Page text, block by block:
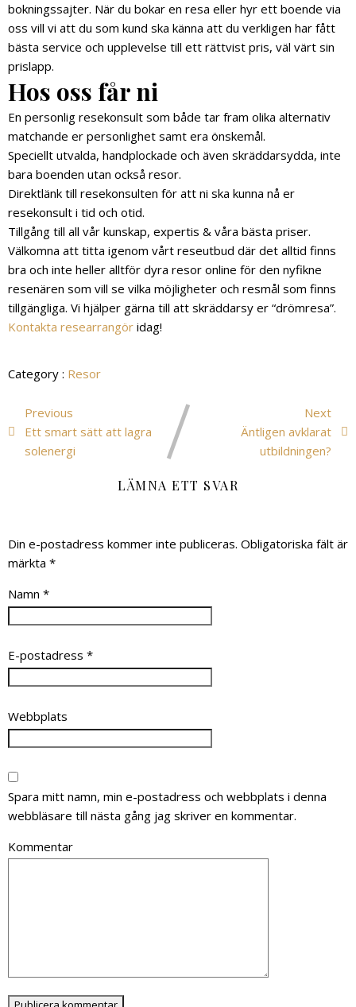
bokningssajter. När du bokar en resa eller hyr ett boende via
oss vill vi att du som kund ska känna att du verkligen har fått
bästa service och upplevelse till ett rättvist pris, väl värt sin
prislapp.
Hos oss får ni
En personlig resekonsult som både tar fram olika alternativ
matchande er personlighet samt era önskemål.
Speciellt utvalda, handplockade och även skräddarsydda, inte
bara boenden utan också resor.
Direktlänk till resekonsulten för att ni ska kunna nå er
resekonsult i tid och otid.
Tillgång till all vår kunskap, expertis & våra bästa priser.
Välkomna att titta igenom vårt reseutbud där det alltid finns
bra och inte heller alltför dyra resor online för den nyfikne
resenären som vill se vilka möjligheter och resmål som finns
tillgängliga. Vi hjälper gärna till att skräddarsy er “drömresa”.
Kontakta researrangör idag!
Category : Resor
Previous
Ett smart sätt att lagra
solenergi
Next
Äntligen avklarat
utbildningen?
LÄMNA ETT SVAR
Din e-postadress kommer inte publiceras. Obligatoriska fält är
märkta *
Namn *
E-postadress *
Webbplats
Spara mitt namn, min e-postadress och webbplats i denna
webbläsare till nästa gång jag skriver en kommentar.
Kommentar